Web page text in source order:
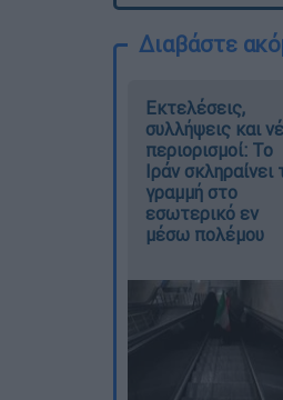
Διαβάστε
Εκτελέσεις,
συλλήψεις και
περιορισμοί: Το
Ιράν σκληραίνει
γραμμή στο
εσωτερικό εν
μέσω πολέμου